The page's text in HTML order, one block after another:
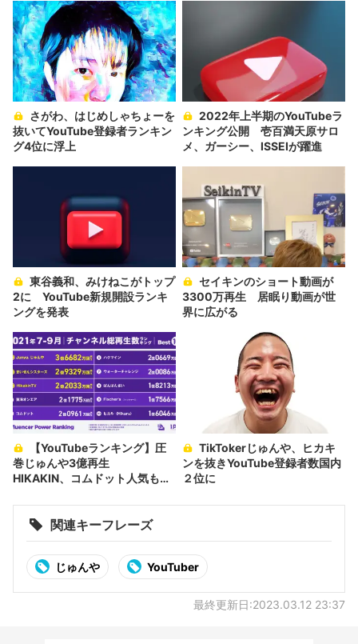
抜いてYouTube登録者ランキン
グ4位に浮上
ンキング公開 壱百満天原サロ
メ、ガーシー、ISSEIが躍進
2に YouTube新規開設ランキ
ングを発表
3300万再生 居眠り動画が世
界に広がる
巻じゅんや3億再生
HIKAKIN、コムドット人気も健
ンを抜きYouTube登録者数国内
２位に
関連キーフレーズ
じゅんや YouTuber
最終更新日:2023.03.12 23:37